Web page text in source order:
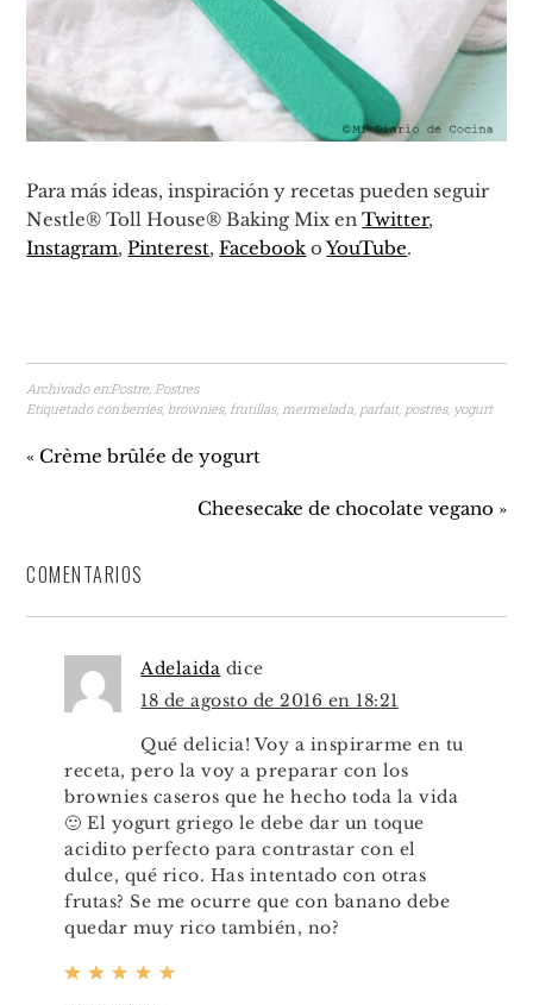
Para más ideas, inspiración y recetas pueden seguir
Nestle® Toll House® Baking Mix enTwitter,
Instagram,Pinterest,Facebook oYouTube.
Archivado en:Postre Postres
Etiquetado con:berries, brownies, frutillas, mermelada parfait, postres, yogurt
« Crème brûlée de yogurt
Cheesecake de chocolate vegano »
COMENTARIOS
Adelaida dice
18 de agosto de 2016 en 18:21
Qué delicia! Voy a inspirarme en tu
receta, pero la voy a preparar con los
brownies caseros que he hecho toda la vida
🙂 El yogurt griego le debe dar un toque
acidito perfecto para contrastar con el
dulce, qué rico. Has intentado con otras
frutas? Se me ocurre que con banano debe
quedar muy rico también, no?